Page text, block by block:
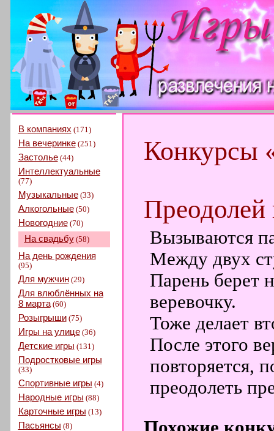
В компаниях (171)
На вечеринке(251)
Застолье(44)
Интеллектуальные
(77)
Музыкальные(33)
Алкогольные(50)
Новогодние(70)
На свадьбу(58)
На день рождения
(95)
Для мужчин(29)
Для влюблённых на
8 марта(60)
Розыгрыши(75)
Игры на улице(36)
Детские игры (131)
Подростковые игры
(33)
Спортивные игры (4)
Народные игры (88)
Карточные игры (13)
Пасьянсы (8)
Конкурсы
Преодолей
Вызываются
Между двух
Парень берет
веревочку.
Тоже делает
После этого
повторяется,
преодолеть